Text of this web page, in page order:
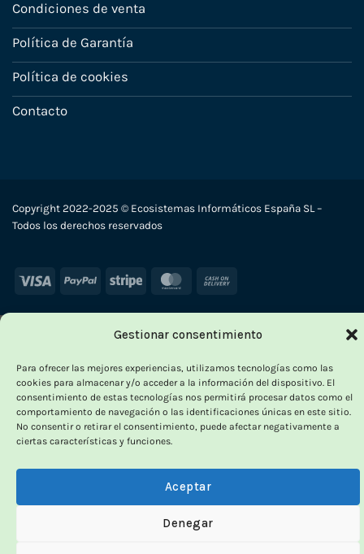
Gestionar consentimiento
Para ofrecer las mejores experiencias, utilizamos tecnologías como las
cookies para almacenar y/o acceder a la información del dispositivo. El
consentimiento de estas tecnologías nos permitirá procesar datos como el
comportamiento de navegación o las identificaciones únicas en este sitio.
No consentir o retirar el consentimiento, puede afectar negativamente a
ciertas características y funciones.
Aceptar
Denegar
Condiciones de venta
Política de Garantía
Política de cookies
Contacto
Copyright 2022-2025 © Ecosistemas Informáticos España SL –
Todos los derechos reservados
Visa PayPal Stripe MasterCard